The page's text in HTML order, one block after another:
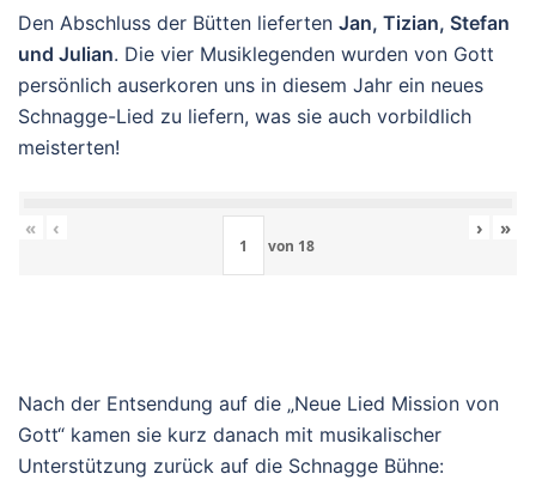
Den Abschluss der Bütten lieferten Jan, Tizian, Stefan
und Julian. Die vier Musiklegenden wurden von Gott
persönlich auserkoren uns in diesem Jahr ein neues
Schnagge-Lied zu liefern, was sie auch vorbildlich
meisterten!
« ‹
von 18
› »
Nach der Entsendung auf die „Neue Lied Mission von
Gott“ kamen sie kurz danach mit musikalischer
Unterstützung zurück auf die Schnagge Bühne: